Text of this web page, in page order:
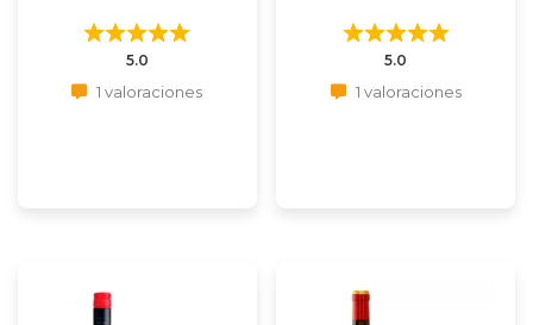
5.0
1 valoraciones
5.0
1 valoraciones